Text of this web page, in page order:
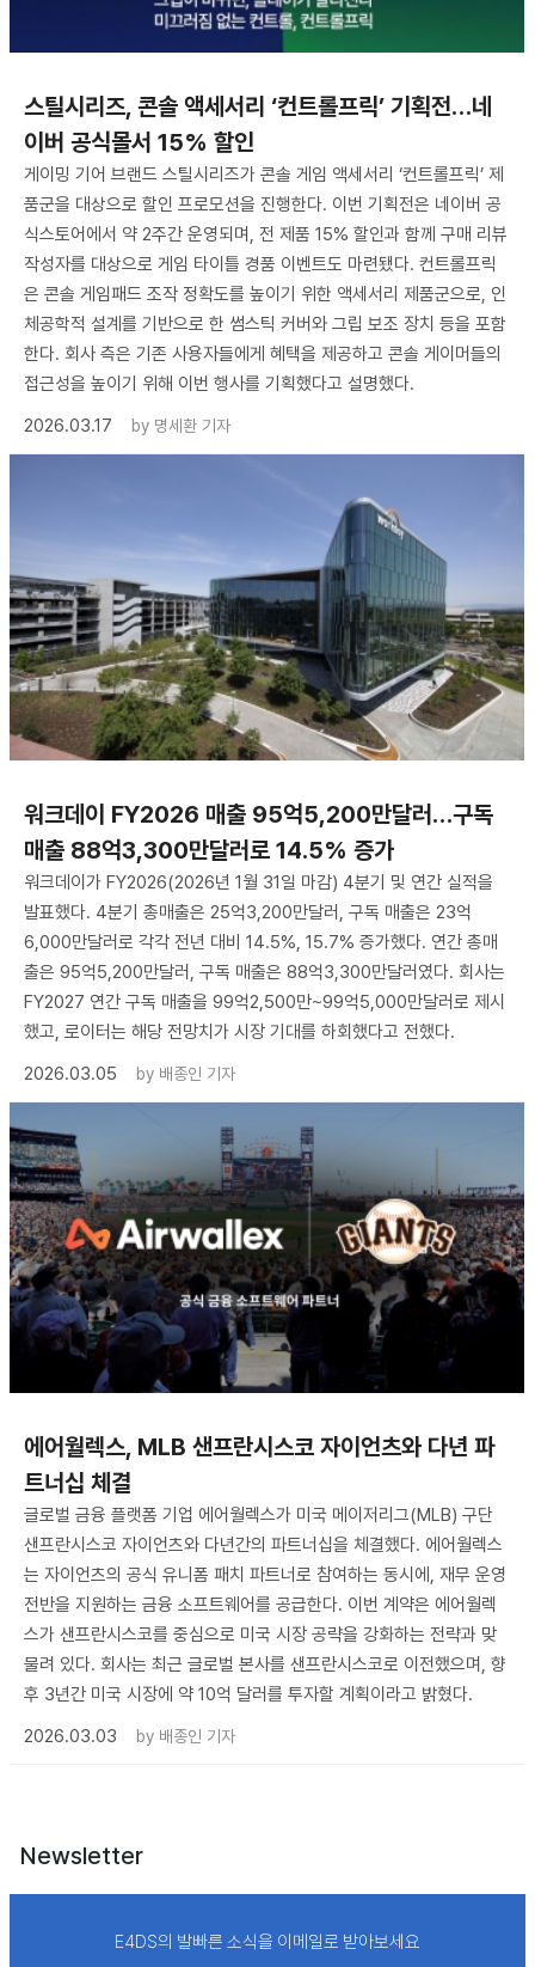
스틸시리즈, 콘솔 액세서리 ‘컨트롤프릭’ 기획전…네
이버 공식몰서 15% 할인
게이밍 기어 브랜드 스틸시리즈가 콘솔 게임 액세서리 ‘컨트롤프릭’ 제
품군을 대상으로 할인 프로모션을 진행한다. 이번 기획전은 네이버 공
식스토어에서 약 2주간 운영되며, 전 제품 15% 할인과 함께 구매 리뷰
작성자를 대상으로 게임 타이틀 경품 이벤트도 마련됐다. 컨트롤프릭
은 콘솔 게임패드 조작 정확도를 높이기 위한 액세서리 제품군으로, 인
체공학적 설계를 기반으로 한 썸스틱 커버와 그립 보조 장치 등을 포함
한다. 회사 측은 기존 사용자들에게 혜택을 제공하고 콘솔 게이머들의
접근성을 높이기 위해 이번 행사를 기획했다고 설명했다.
2026.03.17
by 명세환 기자
워크데이 FY2026 매출 95억5,200만달러…구독
매출 88억3,300만달러로 14.5% 증가
워크데이가 FY2026(2026년 1월 31일 마감) 4분기 및 연간 실적을
발표했다. 4분기 총매출은 25억3,200만달러, 구독 매출은 23억
6,000만달러로 각각 전년 대비 14.5%, 15.7% 증가했다. 연간 총매
출은 95억5,200만달러, 구독 매출은 88억3,300만달러였다. 회사는
FY2027 연간 구독 매출을 99억2,500만~99억5,000만달러로 제시
했고, 로이터는 해당 전망치가 시장 기대를 하회했다고 전했다.
2026.03.05
by 배종인 기자
에어월렉스, MLB 샌프란시스코 자이언츠와 다년 파
트너십 체결
글로벌 금융 플랫폼 기업 에어월렉스가 미국 메이저리그(MLB) 구단
샌프란시스코 자이언츠와 다년간의 파트너십을 체결했다. 에어월렉스
는 자이언츠의 공식 유니폼 패치 파트너로 참여하는 동시에, 재무 운영
전반을 지원하는 금융 소프트웨어를 공급한다. 이번 계약은 에어월렉
스가 샌프란시스코를 중심으로 미국 시장 공략을 강화하는 전략과 맞
물려 있다. 회사는 최근 글로벌 본사를 샌프란시스코로 이전했으며, 향
후 3년간 미국 시장에 약 10억 달러를 투자할 계획이라고 밝혔다.
2026.03.03
by 배종인 기자
Newsletter
E4DS의 발빠른 소식을 이메일로 받아보세요